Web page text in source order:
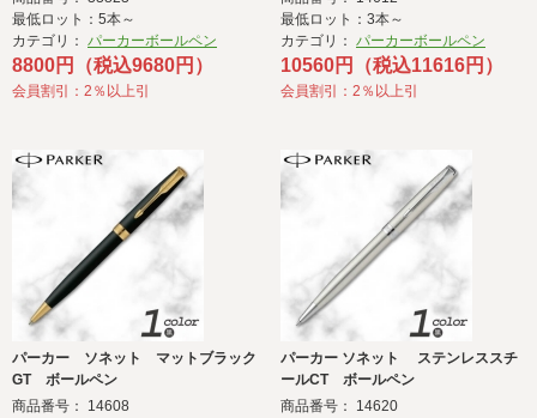
最低ロット：5本～
カテゴリ： パーカーボールペン
8800円（税込9680円）
会員割引：2％以上引
最低ロット：3本～
カテゴリ： パーカーボールペン
10560円（税込11616円）
会員割引：2％以上引
パーカー ソネット マットブラック
GT ボールペン
商品番号： 14608
パーカー ソネット ステンレススチ
ールCT ボールペン
商品番号： 14620